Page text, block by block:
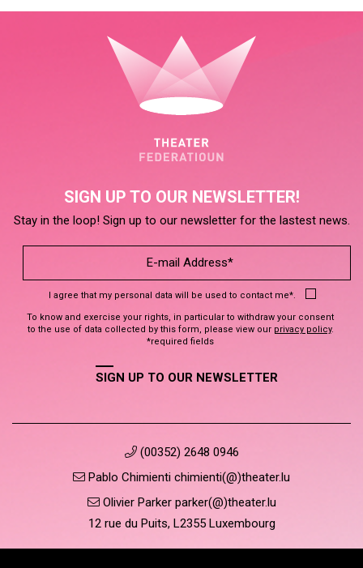
SIGN UP TO OUR NEWSLETTER!
Stay in the loop! Sign up to our newsletter for the lastest news.
I agree that my personal data will be used to contact me*.
To know and exercise your rights, in particular to withdraw your consent
to the use of data collected by this form, please view our privacy policy.
*required fields
SIGN UP TO OUR NEWSLETTER
(00352) 2648 0946
Pablo Chimienti chimienti(@)theater.lu
Olivier Parker parker(@)theater.lu
12 rue du Puits, L2355 Luxembourg